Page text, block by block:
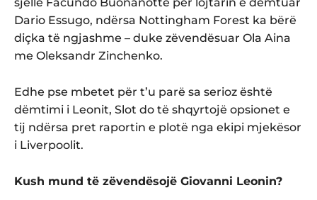
Dario Essugo, ndërsa Nottingham Forest ka bërë
diçka të ngjashme – duke zëvendësuar Ola Aina
me Oleksandr Zinchenko.
Edhe pse mbetet për t’u parë sa serioz është
dëmtimi i Leonit, Slot do të shqyrtojë opsionet e
tij ndërsa pret raportin e plotë nga ekipi mjekësor
i Liverpoolit.
Kush mund të zëvendësojë Giovanni Leonin?